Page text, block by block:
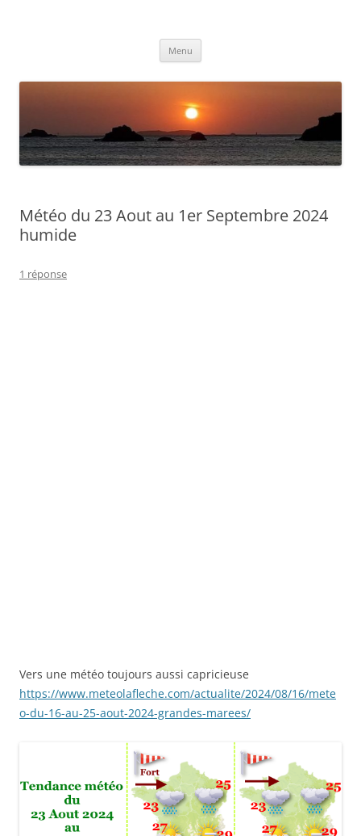
Menu
Météo du 23 Aout au 1er Septembre 2024
humide
1 réponse
Vers une météo toujours aussi capricieuse
https://www.meteolafleche.com/actualite/2024/08/16/mete
o-du-16-au-25-aout-2024-grandes-marees/